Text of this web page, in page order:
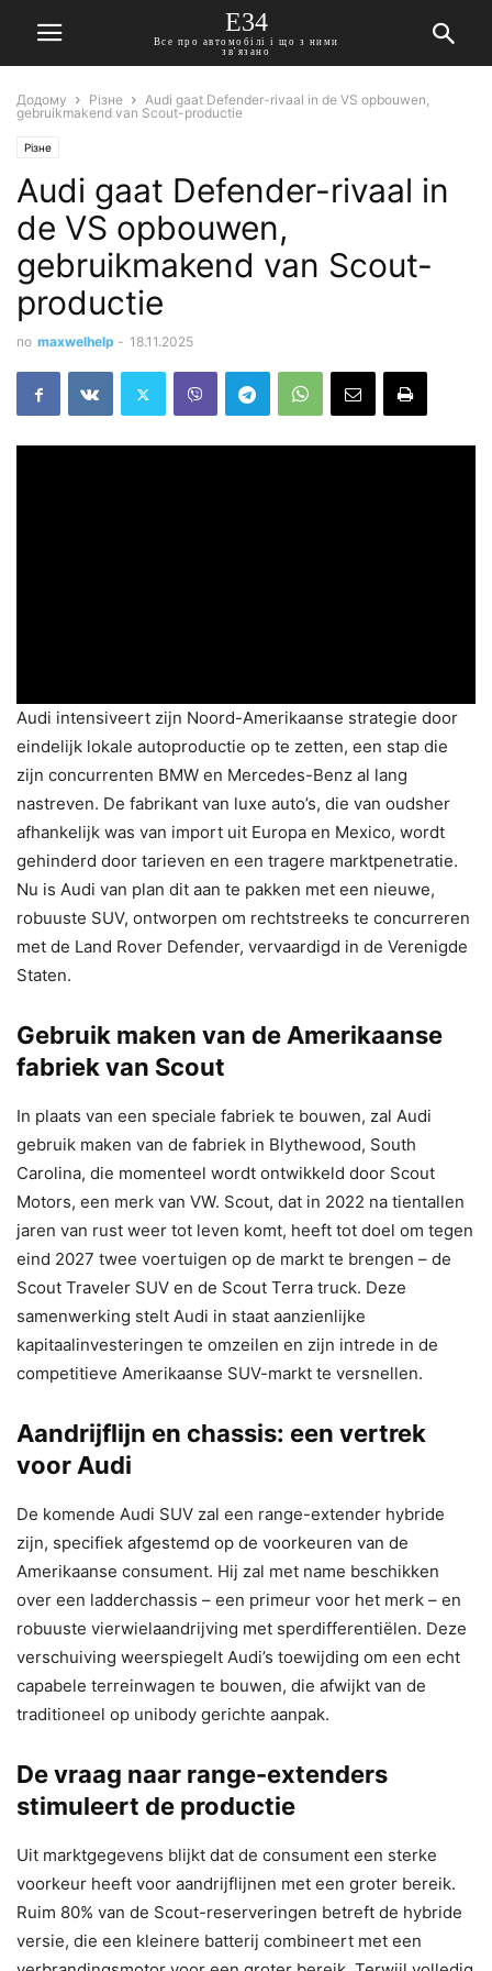
E34
Все про автомобілі і що з ними
зв'язано
Додому Різне
Audi gaat Defender-rivaal in de VS opbouwen,
gebruikmakend van Scout-productie
Різне
Audi gaat Defender-rivaal in
de VS opbouwen,
gebruikmakend van Scout-
productie
по maxwelhelp - 18.11.2025
Audi intensiveert zijn Noord-Amerikaanse strategie door
eindelijk lokale autoproductie op te zetten, een stap die
zijn concurrenten BMW en Mercedes-Benz al lang
nastreven. De fabrikant van luxe auto’s, die van oudsher
afhankelijk was van import uit Europa en Mexico, wordt
gehinderd door tarieven en een tragere marktpenetratie.
Nu is Audi van plan dit aan te pakken met een nieuwe,
robuuste SUV, ontworpen om rechtstreeks te concurreren
met de Land Rover Defender, vervaardigd in de Verenigde
Staten.
Gebruik maken van de Amerikaanse
fabriek van Scout
In plaats van een speciale fabriek te bouwen, zal Audi
gebruik maken van de fabriek in Blythewood, South
Carolina, die momenteel wordt ontwikkeld door Scout
Motors, een merk van VW. Scout, dat in 2022 na tientallen
jaren van rust weer tot leven komt, heeft tot doel om tegen
eind 2027 twee voertuigen op de markt te brengen – de
Scout Traveler SUV en de Scout Terra truck. Deze
samenwerking stelt Audi in staat aanzienlijke
kapitaalinvesteringen te omzeilen en zijn intrede in de
competitieve Amerikaanse SUV-markt te versnellen.
Aandrijflijn en chassis: een vertrek
voor Audi
De komende Audi SUV zal een range-extender hybride
zijn, specifiek afgestemd op de voorkeuren van de
Amerikaanse consument. Hij zal met name beschikken
over een ladderchassis – een primeur voor het merk – en
robuuste vierwielaandrijving met sperdifferentiëlen. Deze
verschuiving weerspiegelt Audi’s toewijding om een ​​echt
capabele terreinwagen te bouwen, die afwijkt van de
traditioneel op unibody gerichte aanpak.
De vraag naar range-extenders
stimuleert de productie
Uit marktgegevens blijkt dat de consument een sterke
voorkeur heeft voor aandrijflijnen met een groter bereik.
Ruim 80% van de Scout-reserveringen betreft de hybride
versie, die een kleinere batterij combineert met een